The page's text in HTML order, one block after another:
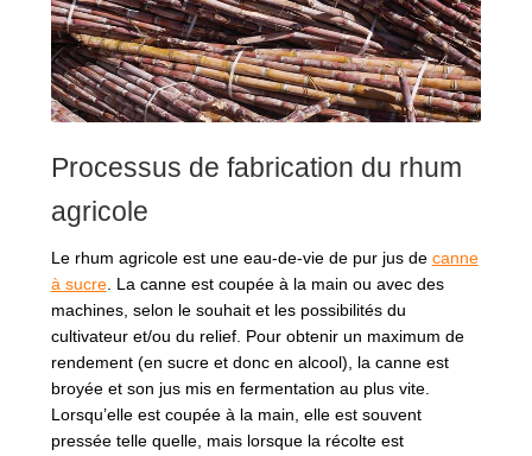
Processus de fabrication du rhum
agricole
Le rhum agricole est une eau-de-vie de pur jus de canne
à sucre. La canne est coupée à la main ou avec des
machines, selon le souhait et les possibilités du
cultivateur et/ou du relief. Pour obtenir un maximum de
rendement (en sucre et donc en alcool), la canne est
broyée et son jus mis en fermentation au plus vite.
Lorsqu’elle est coupée à la main, elle est souvent
pressée telle quelle, mais lorsque la récolte est